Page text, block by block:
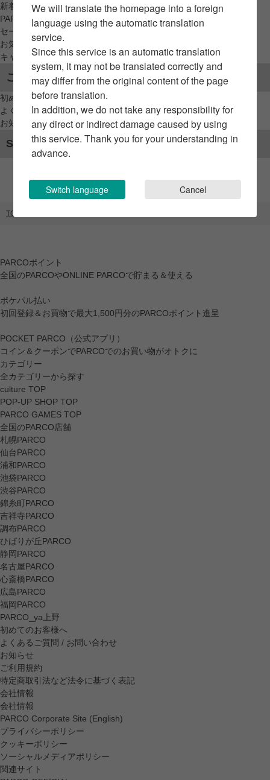
新着アイテムから探す
PARCO限定アイテムから探す
セールアイテムから探す
お気に入りから探す
キャンペーン/クーポン対象から探す
ご利用案内
初めてのお客様へ
よくあるご質問 / お問い合わせ
お知らせ
SNSアカウント
TOP
PARCOポイント
全国のPARCOやONLINE PARCOで貯まる＆使える
ポケパル払い
初回登録＆お買物で最大1,500円分のPARCOポイント進呈
POCKET PARCO（公式アプリ）
コイン＆クーポンでPARCOでのお買い物がオトクに
カテゴリー
全カテゴリーから探す
culture TOP
POP-UP SHOP TOP
PARCO GAMES TOP
全国のPARCO店舗
札幌PARCO
仙台PARCO
浦和PARCO
池袋PARCO
渋谷PARCO
錦糸町PARCO
吉祥寺PARCO
調布PARCO
ひばりが丘PARCO
静岡PARCO
名古屋PARCO
心斎橋PARCO
広島PARCO
福岡PARCO
PARCO_ya上野
初めてのお客様へ
よくあるご質問 / お問い合わせ
お知らせ
ご利用規約
特定商取引法など法令に基づく表記
会社情報
会社情報
PARCO Corporate Site (English)
プライバシーポリシー
クッキーポリシー
ソーシャルメディアポリシー
関連サイト
We will translate the homepage into a foreign
language using the automatic translation
service.
Since this service is an automatic translation
system, it may not be translated correctly and
may differ from the original content of the page
before translation.
In addition, we do not take any responsibility for
any direct or indirect damage caused by using
this service. Thank you for your understanding in
advance.
Switch language Cancel